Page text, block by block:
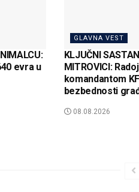
evra u
GLAVNA VEST
KLJUČNI
MITROVICI:
komandantom
bezbednosti
08.08.2026